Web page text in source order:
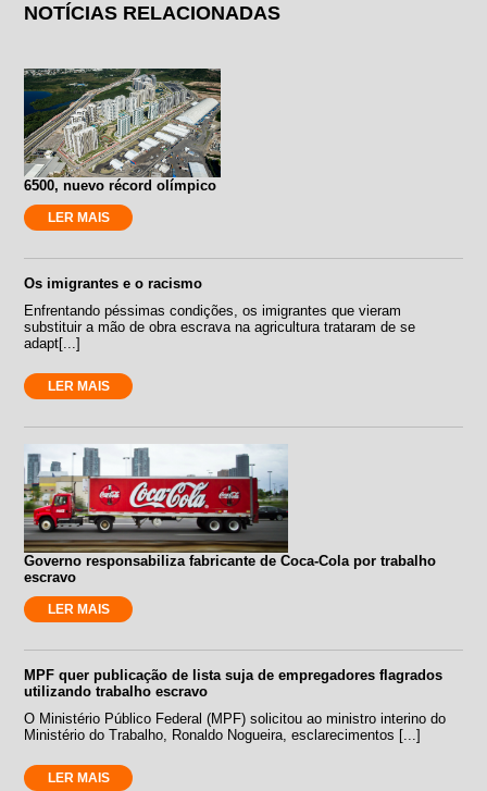
NOTÍCIAS RELACIONADAS
6500, nuevo récord olímpico
LER MAIS
Os imigrantes e o racismo
Enfrentando péssimas condições, os imigrantes que vieram
substituir a mão de obra escrava na agricultura trataram de se
adapt[...]
LER MAIS
Governo responsabiliza fabricante de Coca-Cola por trabalho
escravo
LER MAIS
MPF quer publicação de lista suja de empregadores flagrados
utilizando trabalho escravo
O Ministério Público Federal (MPF) solicitou ao ministro interino do
Ministério do Trabalho, Ronaldo Nogueira, esclarecimentos [...]
LER MAIS